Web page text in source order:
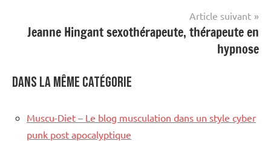
Article suivant
Jeanne Hingant sexothérapeute, thérapeute en
hypnose
Dans la même catégorie
Muscu-Diet – Le blog musculation dans un style cyber
punk post apocalyptique